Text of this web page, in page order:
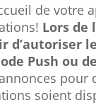
de votre
Lors de
d’autoriser
Push ou
pour
soient